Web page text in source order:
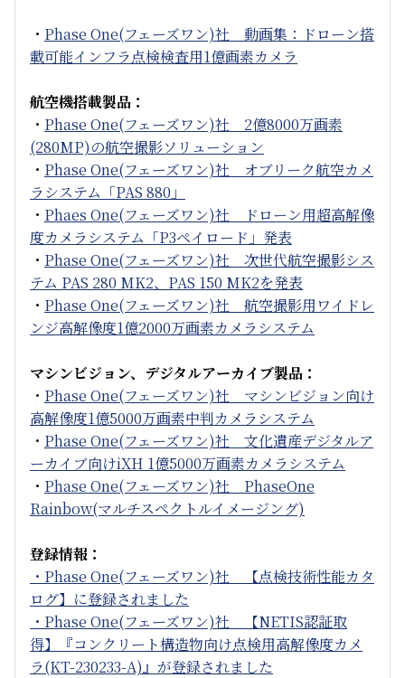
・ Phase One(フェーズワン)社 動画集：ドローン搭
載可能インフラ点検検査用1億画素カメラ
航空機搭載製品：
・ Phase One(フェーズワン)社 2億8000万画素
(280MP)の航空撮影ソリューション
・ Phase One(フェーズワン)社 オブリーク航空カメ
ラシステム「PAS 880」
・ Phaes One(フェーズワン)社 ドローン用超高解像
度カメラシステム「P3ペイロード」発表
・ Phase One(フェーズワン)社 次世代航空撮影シス
テム PAS 280 MK2、PAS 150 MK2を発表
・ Phase One(フェーズワン)社 航空撮影用ワイドレ
ンジ高解像度1億2000万画素カメラシステム
マシンビジョン、デジタルアーカイブ製品：
・ Phase One(フェーズワン)社 マシンビジョン向け
高解像度1億5000万画素中判カメラシステム
・ Phase One(フェーズワン)社 文化遺産デジタルア
ーカイブ向けiXH 1億5000万画素カメラシステム
・ Phase One(フェーズワン)社 PhaseOne
Rainbow(マルチスペクトルイメージング)
登録情報：
・Phase One(フェーズワン)社 【点検技術性能カタ
ログ】に登録されました
・Phase One(フェーズワン)社 【NETIS認証取
得】『コンクリート構造物向け点検用高解像度カメ
ラ(KT-230233-A)』が登録されました